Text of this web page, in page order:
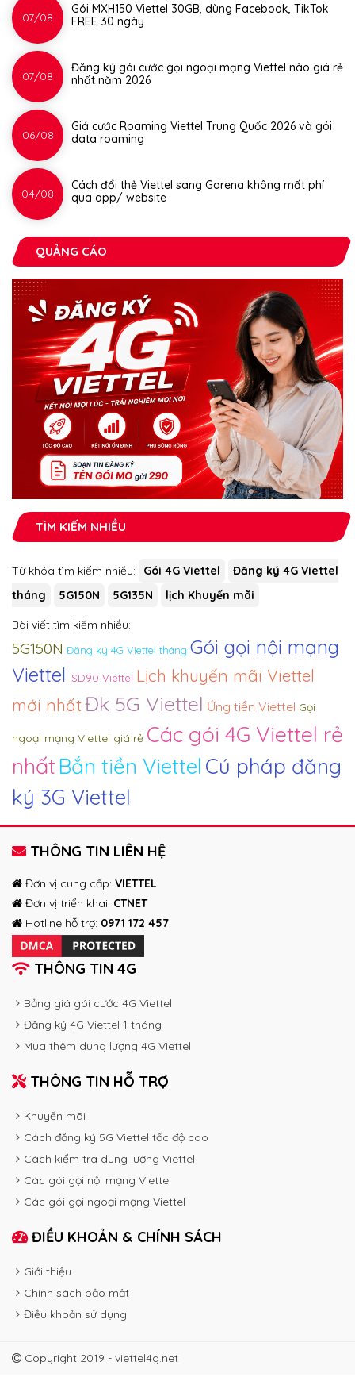
07/08
Gói MXH150 Viettel 30GB, dùng Facebook, TikTok
FREE 30 ngày
07/08
Đăng ký gói cước gọi ngoại mạng Viettel nào giá rẻ
nhất năm 2026
06/08
Giá cước Roaming Viettel Trung Quốc 2026 và gói
data roaming
04/08
Cách đổi thẻ Viettel sang Garena không mất phí
qua app/ website
QUẢNG CÁO
TÌM KIẾM NHIỀU
Từ khóa tìm kiếm nhiều: Gói 4G Viettel
Đăng ký 4G Viettel
tháng
5G150N 5G135N lịch Khuyến mãi
Bài viết tìm kiếm nhiều:
5G150N Đăng ký 4G Viettel tháng Gói gọi nội mạng
Viettel SD90 Viettel Lịch khuyến mãi Viettel
mới nhấtĐk 5G Viettel Ứng tiền Viettel Gọi
ngoại mạng Viettel giá rẻ Các gói 4G Viettel rẻ
nhất Bắn tiền Viettel Cú pháp đăng
ký 3G Viettel.
THÔNG TIN LIÊN HỆ
Đơn vị cung cấp: VIETTEL
Đơn vị triển khai: CTNET
Hotline hỗ trợ: 0971 172 457
THÔNG TIN 4G
Bảng giá gói cước 4G Viettel
Đăng ký 4G Viettel 1 tháng
Mua thêm dung lượng 4G Viettel
THÔNG TIN HỖ TRỢ
Khuyến mãi
Cách đăng ký 5G Viettel tốc độ cao
Cách kiểm tra dung lượng Viettel
Các gói gọi nội mạng Viettel
Các gói gọi ngoại mạng Viettel
ĐIỀU KHOẢN & CHÍNH SÁCH
Giới thiệu
Chính sách bảo mật
Điều khoản sử dụng
Copyright 2019 - viettel4g.net